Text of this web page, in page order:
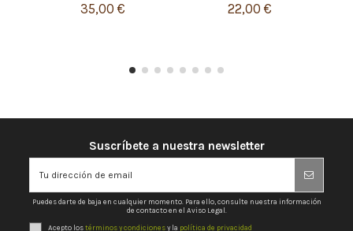
35,00 €
22,00 €
Suscríbete a nuestra newsletter
Puedes darte de baja en cualquier momento. Para ello, consulte nuestra información
de contacto en el Aviso Legal.
Acepto lostérminos y condicionesy la política de privacidad